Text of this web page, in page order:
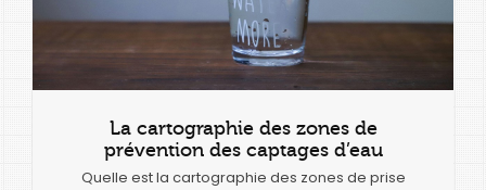
La cartographie des zones de
prévention des captages d’eau
Quelle est la cartographie des zones de prise